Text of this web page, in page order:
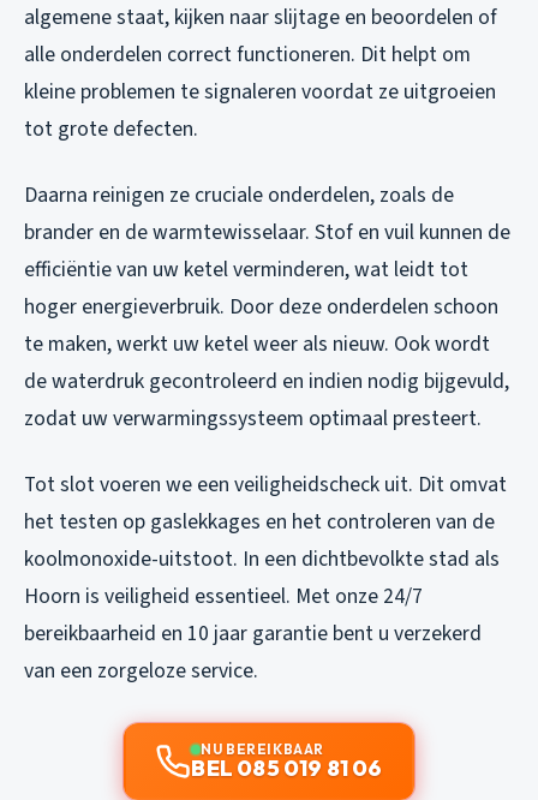
algemene staat, kijken naar slijtage en beoordelen of
alle onderdelen correct functioneren. Dit helpt om
kleine problemen te signaleren voordat ze uitgroeien
tot grote defecten.
Daarna reinigen ze cruciale onderdelen, zoals de
brander en de warmtewisselaar. Stof en vuil kunnen de
efficiëntie van uw ketel verminderen, wat leidt tot
hoger energieverbruik. Door deze onderdelen schoon
te maken, werkt uw ketel weer als nieuw. Ook wordt
de waterdruk gecontroleerd en indien nodig bijgevuld,
zodat uw verwarmingssysteem optimaal presteert.
Tot slot voeren we een veiligheidscheck uit. Dit omvat
het testen op gaslekkages en het controleren van de
koolmonoxide-uitstoot. In een dichtbevolkte stad als
Hoorn is veiligheid essentieel. Met onze 24/7
bereikbaarheid en 10 jaar garantie bent u verzekerd
van een zorgeloze service.
NU BEREIKBAAR
BEL 085 019 81 06